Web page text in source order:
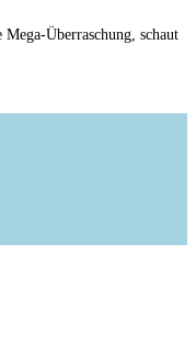
Überraschung, schaut